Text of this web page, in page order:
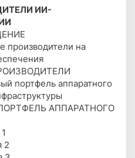
ИИ-
на
аппаратного
АППАРАТНОГО
2